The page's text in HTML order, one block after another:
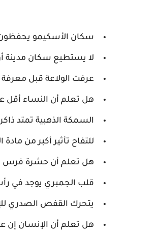
سكان الأسكيمو يحفظون
لا يستطيع سكان مدينة
عرفت الولاعة قبل معرفة
هل تعلم أن النساء
السمكة الذهبية تمتد
للتفاح تأثير أكبر من
هل تعلم أن حشرة فرس
قلب الجمبري يوجد في
يتحرك القفص الصدري
هل تعلم أن الإنسان إن